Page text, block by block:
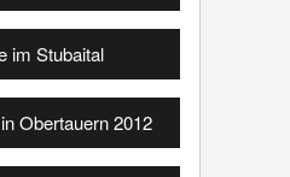
im Stubaital
Obertauern 2012